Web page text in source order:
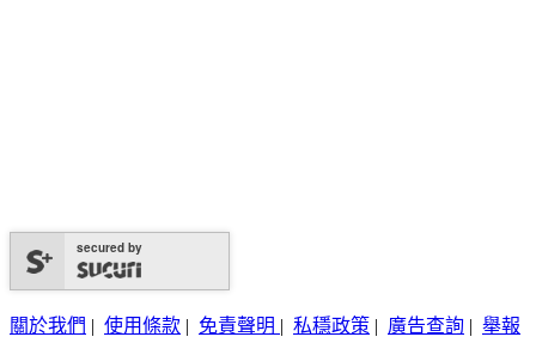
secured by
關於我們 | 使用條款 | 免責聲明 | 私穩政策 | 廣告查詢 | 舉報